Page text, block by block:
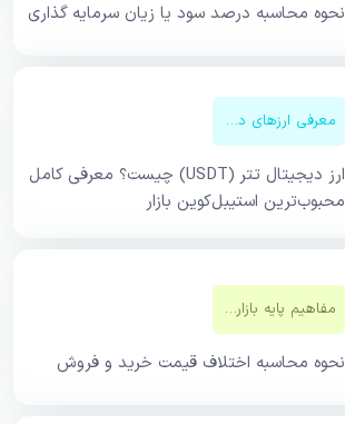
نحوه محاسبه درصد سود یا زیان سرمایه گذاری
معرفی ارزهای دیجیتال
ارز دیجیتال تتر (USDT) چیست؟ معرفی کامل
محبوب‌ترین استیبل‌کوین بازار
مفاهیم پایه بازار‌های مالی
نحوه محاسبه اختلاف قیمت خرید و فروش